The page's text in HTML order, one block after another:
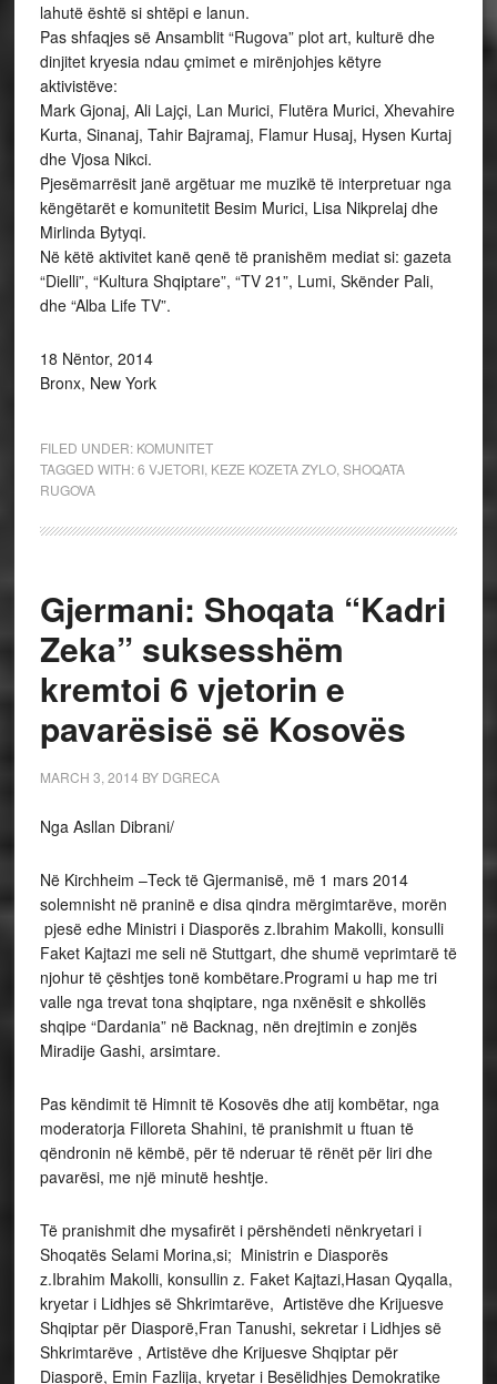
lahutë është si shtëpi e lanun.
Pas shfaqjes së Ansamblit “Rugova” plot art, kulturë dhe
dinjitet kryesia ndau çmimet e mirënjohjes këtyre
aktivistëve:
Mark Gjonaj, Ali Lajçi, Lan Murici, Flutëra Murici, Xhevahire
Kurta, Sinanaj, Tahir Bajramaj, Flamur Husaj, Hysen Kurtaj
dhe Vjosa Nikci.
Pjesëmarrësit janë argëtuar me muzikë të interpretuar nga
këngëtarët e komunitetit Besim Murici, Lisa Nikprelaj dhe
Mirlinda Bytyqi.
Në këtë aktivitet kanë qenë të pranishëm mediat si: gazeta
“Dielli”, “Kultura Shqiptare”, “TV 21”, Lumi, Skënder Pali,
dhe “Alba Life TV”.
18 Nëntor, 2014
Bronx, New York
FILED UNDER: KOMUNITET
TAGGED WITH:6 VJETORI, KEZE KOZETA ZYLO, SHOQATA
RUGOVA
Gjermani: Shoqata “Kadri
Zeka” suksesshëm
kremtoi 6 vjetorin e
pavarësisë së Kosovës
MARCH 3, 2014 BY DGRECA
Nga Asllan Dibrani/
Në Kirchheim –Teck të Gjermanisë, më 1 mars 2014
solemnisht në praninë e disa qindra mërgimtarëve, morën
pjesë edhe Ministri i Diasporës z.Ibrahim Makolli, konsulli
Faket Kajtazi me seli në Stuttgart, dhe shumë veprimtarë të
njohur të çështjes tonë kombëtare.Programi u hap me tri
valle nga trevat tona shqiptare, nga nxënësit e shkollës
shqipe “Dardania” në Backnag, nën drejtimin e zonjës
Miradije Gashi, arsimtare.
Pas këndimit të Himnit të Kosovës dhe atij kombëtar, nga
moderatorja Filloreta Shahini, të pranishmit u ftuan të
qëndronin në këmbë, për të nderuar të rënët për liri dhe
pavarësi, me një minutë heshtje.
Të pranishmit dhe mysafirët i përshëndeti nënkryetari i
Shoqatës Selami Morina,si; Ministrin e Diasporës
z.Ibrahim Makolli, konsullin z. Faket Kajtazi,Hasan Qyqalla,
kryetar i Lidhjes së Shkrimtarëve, Artistëve dhe Krijuesve
Shqiptar për Diasporë,Fran Tanushi, sekretar i Lidhjes së
Shkrimtarëve , Artistëve dhe Krijuesve Shqiptar për
Diasporë, Emin Fazlija, kryetar i Besëlidhjes Demokratike